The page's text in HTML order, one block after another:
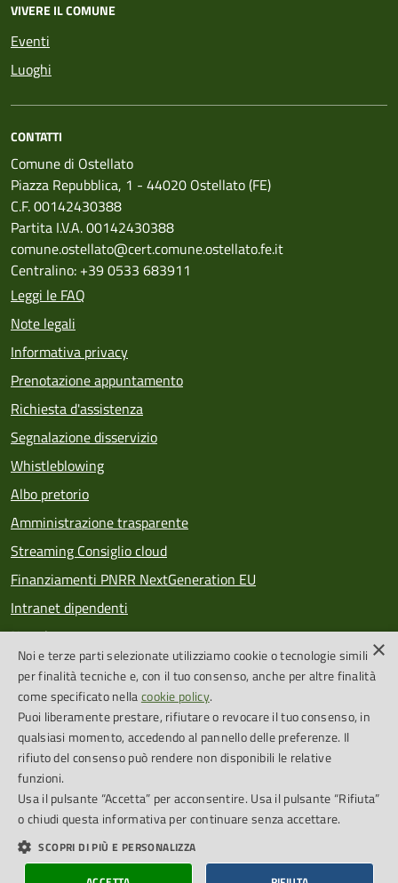
VIVERE IL COMUNE
Eventi
Luoghi
CONTATTI
Comune di Ostellato
Piazza Repubblica, 1 - 44020 Ostellato (FE)
C.F. 00142430388
Partita I.V.A. 00142430388
comune.ostellato@cert.comune.ostellato.fe.it
Centralino: +39 0533 683911
Leggi le FAQ
Note legali
Informativa privacy
Prenotazione appuntamento
Richiesta d'assistenza
Segnalazione disservizio
Whistleblowing
Albo pretorio
Amministrazione trasparente
Streaming Consiglio cloud
Finanziamenti PNRR NextGeneration EU
Intranet dipendenti
Newsletter
PagoPA
SEGUICI SU
Feed RSS
Cookie Policy
Credits
Dichiarazione di accessibilità
Obiettivi accessibilità
×
Noi e terze parti selezionate utilizziamo cookie o tecnologie simili
per finalità tecniche e, con il tuo consenso, anche per altre finalità
come specificato nellacookie policy.
Puoi liberamente prestare, rifiutare o revocare il tuo consenso, in
qualsiasi momento, accedendo al pannello delle preferenze. Il
rifiuto del consenso può rendere non disponibili le relative
funzioni.
Usa il pulsante “Accetta” per acconsentire. Usa il pulsante “Rifiuta”
o chiudi questa informativa per continuare senza accettare.
SCOPRI DI PIÙ E PERSONALIZZA